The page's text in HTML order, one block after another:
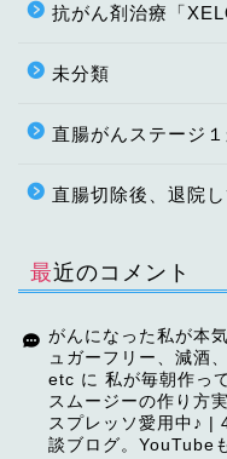
抗がん剤治療「
未分類
直腸がんステージ
直腸切除後、退院
最近のコメント
がんになった私が本
ュガーフリー、減酒
etc に 私が毎朝作っ
スムージーの作り方
スプレッソ愛用中♪ |
談ブログ。YouTube